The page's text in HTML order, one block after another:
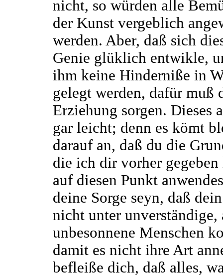
nicht, so würden alle
der Kunst vergeblich
werden. Aber, daß sich
Genie glüklich entwikle,
ihm keine Hinderniße in
gelegt werden, dafür muß
Erziehung sorgen. Dieses
gar leicht; denn es kömt
darauf an, daß du die
die ich dir vorher gegeben
auf diesen Punkt
deine Sorge seyn, daß
nicht unter unverständige,
unbesonnene Menschen
damit es nicht ihre Art
befleiße dich, daß alles,